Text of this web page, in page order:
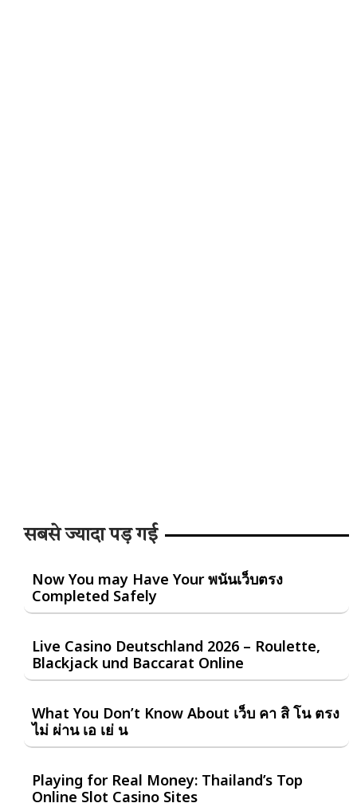
सबसे ज्यादा पड़ गई
Now You may Have Your พนันเว็บตรง
Completed Safely
Live Casino Deutschland 2026 – Roulette,
Blackjack und Baccarat Online
What You Don’t Know About เว็บ คา สิ โน ตรง
ไม่ ผ่าน เอ เย่ น
Playing for Real Money: Thailand’s Top
Online Slot Casino Sites